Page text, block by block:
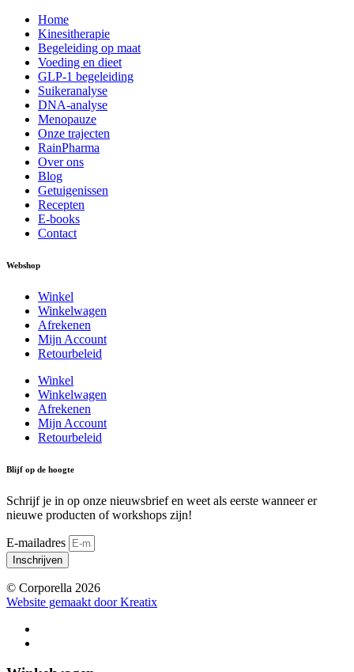
Home
Kinesitherapie
Begeleiding op maat
Voeding en dieet
GLP-1 begeleiding
Suikeranalyse
DNA-analyse
Menopauze
Onze trajecten
RainPharma
Over ons
Blog
Getuigenissen
Recepten
E-books
Contact
Webshop
Winkel
Winkelwagen
Afrekenen
Mijn Account
Retourbeleid
Winkel
Winkelwagen
Afrekenen
Mijn Account
Retourbeleid
Blijf op de hoogte
Schrijf je in op onze nieuwsbrief en weet als eerste wanneer er
nieuwe producten of workshops zijn!
E-mailadres
Inschrijven
© Corporella 2026
Website gemaakt door Kreatix